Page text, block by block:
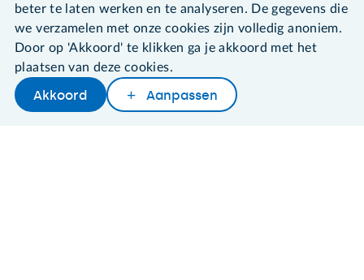
Later lezenDelenWoordenboek
Privacybeleid
About SeniorWeb
beter te laten werken en te analyseren. De gegevens die
we verzamelen met onze cookies zijn volledig anoniem.
Door op 'Akkoord' te klikken ga je akkoord met het
plaatsen van deze cookies.
Akkoord Aanpassen